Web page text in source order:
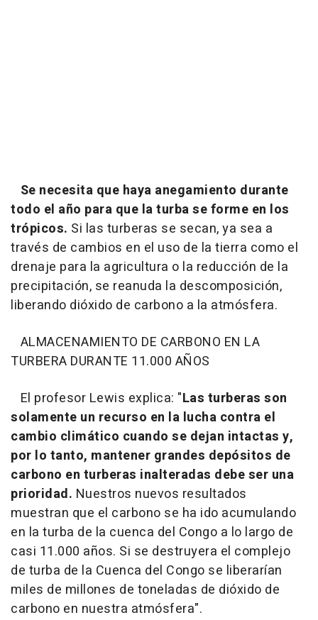
Se necesita que haya anegamiento durante
todo el año para que la turba se forme en los
trópicos. Si las turberas se secan, ya sea a
través de cambios en el uso de la tierra como el
drenaje para la agricultura o la reducción de la
precipitación, se reanuda la descomposición,
liberando dióxido de carbono a la atmósfera.
ALMACENAMIENTO DE CARBONO EN LA
TURBERA DURANTE 11.000 AÑOS
El profesor Lewis explica: "Las turberas son
solamente un recurso en la lucha contra el
cambio climático cuando se dejan intactas y,
por lo tanto, mantener grandes depósitos de
carbono en turberas inalteradas debe ser una
prioridad. Nuestros nuevos resultados
muestran que el carbono se ha ido acumulando
en la turba de la cuenca del Congo a lo largo de
casi 11.000 años. Si se destruyera el complejo
de turba de la Cuenca del Congo se liberarían
miles de millones de toneladas de dióxido de
carbono en nuestra atmósfera".